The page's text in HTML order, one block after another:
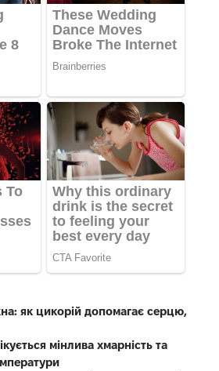
як цикорій допомагає серцю,
мінлива хмарність та